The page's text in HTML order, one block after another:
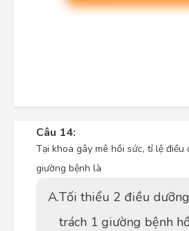
Câu 14:
Tại khoa gây mê hồi sức, tỉ lệ điều
giường bệnh là
A.Tối thiểu 2 điều
trách 1 giường bệnh